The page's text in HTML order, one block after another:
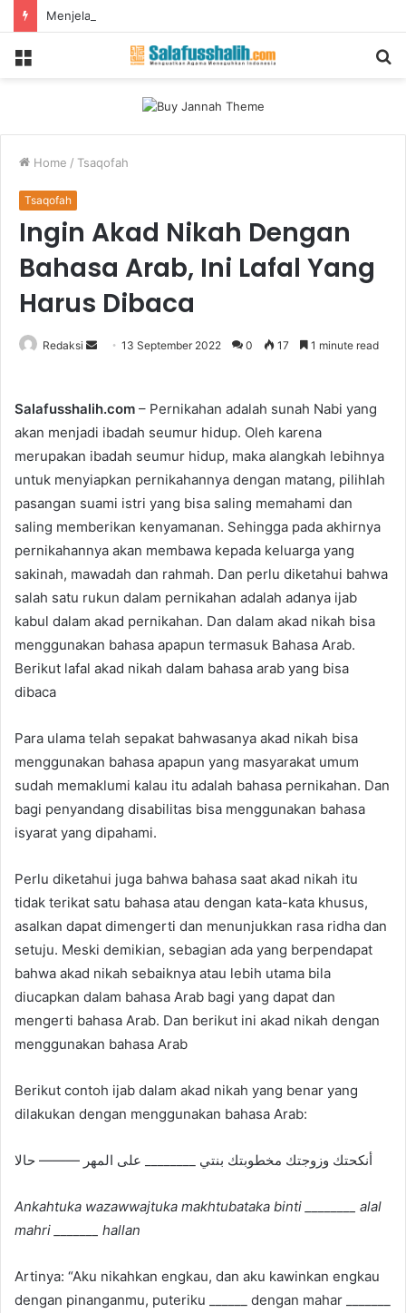
Menjelang Hari Kemerdekaan, Mencegah Teror!
Home / Tsaqofah
Tsaqofah
Ingin Akad Nikah Dengan
Bahasa Arab, Ini Lafal Yang
Harus Dibaca
Redaksi
d
a
n
e
m
13 September 2022 0 17 1 minute read
Salafusshalih.com – Pernikahan adalah sunah Nabi yang
akan menjadi ibadah seumur hidup. Oleh karena
merupakan ibadah seumur hidup, maka alangkah lebihnya
untuk menyiapkan pernikahannya dengan matang, pilihlah
pasangan suami istri yang bisa saling memahami dan
saling memberikan kenyamanan. Sehingga pada akhirnya
pernikahannya akan membawa kepada keluarga yang
sakinah, mawadah dan rahmah. Dan perlu diketahui bahwa
salah satu rukun dalam pernikahan adalah adanya ijab
kabul dalam akad pernikahan. Dan dalam akad nikah bisa
menggunakan bahasa apapun termasuk Bahasa Arab.
Berikut lafal akad nikah dalam bahasa arab yang bisa
dibaca
Para ulama telah sepakat bahwasanya akad nikah bisa
menggunakan bahasa apapun yang masyarakat umum
sudah memaklumi kalau itu adalah bahasa pernikahan. Dan
bagi penyandang disabilitas bisa menggunakan bahasa
isyarat yang dipahami.
Perlu diketahui juga bahwa bahasa saat akad nikah itu
tidak terikat satu bahasa atau dengan kata-kata khusus,
asalkan dapat dimengerti dan menunjukkan rasa ridha dan
setuju. Meski demikian, sebagian ada yang berpendapat
bahwa akad nikah sebaiknya atau lebih utama bila
diucapkan dalam bahasa Arab bagi yang dapat dan
mengerti bahasa Arab. Dan berikut ini akad nikah dengan
menggunakan bahasa Arab
Berikut contoh ijab dalam akad nikah yang benar yang
dilakukan dengan menggunakan bahasa Arab:
أنكحتك وزوجتك مخطوبتك بنتي ________ على المهر ——— حالا
Ankahtuka wazawwajtuka makhtubataka binti ________ alal
mahri _______ hallan
Artinya: “Aku nikahkan engkau, dan aku kawinkan engkau
dengan pinanganmu, puteriku ______ dengan mahar _______